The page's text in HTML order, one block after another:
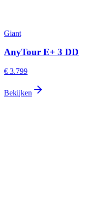
Giant
AnyTour E+ 3 DD
€ 3.799
Bekijken